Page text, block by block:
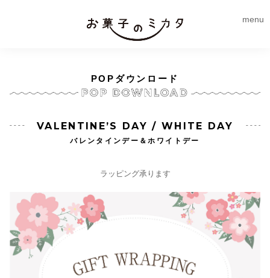
menu
POPダウンロード
VALENTINE’S DAY / WHITE DAY
バレンタインデー＆ホワイトデー
ラッピング承ります